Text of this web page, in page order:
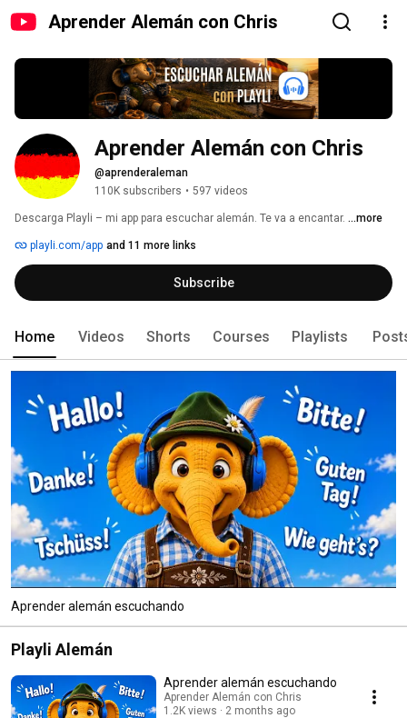
Aprender Alemán con Chris
Aprender Alemán con Chris
@aprenderaleman
110K subscribers • 597 videos
Descarga Playli – mi app para escuchar alemán. Te va a encantar. ...more
playli.com/app and 11 more links
Subscribe
Home Videos Shorts Courses Playlists
Aprender alemán escuchando
Playli Alemán
Aprender alemán escuchando
Aprender Alemán con Chris
1.2K views
2 months ago